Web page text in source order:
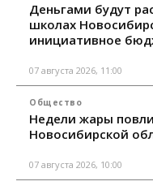
Деньгами будут
школах
инициативное
07 августа 2026, 11:00
Общество
Недели жары
Новосибирской
07 августа 2026, 10:00